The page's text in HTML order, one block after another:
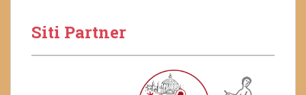
Siti Partner